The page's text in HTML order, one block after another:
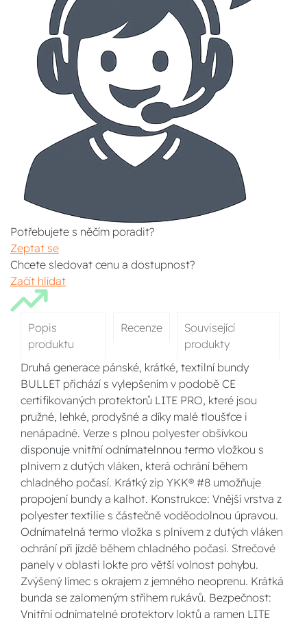
Potřebujete s něčím poradit?
Zeptat se
Chcete sledovat cenu a dostupnost?
Začít hlídat
Popis
produktu
Recenze
Související
produkty
Druhá generace pánské, krátké, textilní bundy
BULLET přichází s vylepšením v podobě CE
certifikovaných protektorů LITE PRO, které jsou
pružné, lehké, prodyšné a díky malé tloušťce i
nenápadné. Verze s plnou polyester obšívkou
disponuje vnitřní odnímatelnnou termo vložkou s
plnivem z dutých vláken, která ochrání během
chladného počasí. Krátký zip YKK® #8 umožňuje
propojení bundy a kalhot. Konstrukce: Vnější vrstva z
polyester textilie s částečně voděodolnou úpravou.
Odnímatelná termo vložka s plnivem z dutých vláken
ochrání při jízdě během chladného počasí. Strečové
panely v oblasti lokte pro větší volnost pohybu.
Zvýšený límec s okrajem z jemného neoprenu. Krátká
bunda se zalomeným střihem rukávů. Bezpečnost:
Vnitřní odnímatelné protektory loktů a ramen LITE